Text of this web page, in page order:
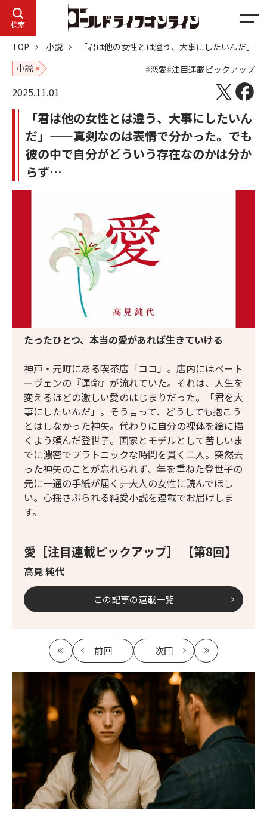
検索
メ
ニ
ュ
ー
TOP 小説
「君は他の女性とは違う、大事にしたいんだ
小説
恋愛 注目連載ピックアップ
2025.11.01
「君は他の女性とは違う、大事にしたいん
だ」——真剣なのは表情で分かった。でも
彼の中で自分がどういう存在なのかは分か
らず…
愛［注目連載ピックアップ］ 【第8回】
高見 純代
たったひとつ、本当の愛があれば生きていける
神戸・元町にある喫茶店「ココ」。店内にはベート
ーヴェンの『運命』が流れていた。それは、人生を
変えるほどの激しい愛のはじまりだった。「君を大
事にしたいんだ」。そう言って、どうしても抱こう
とはしなかった神矢。代わりに自分の裸体を絵に描
くよう頼んだ登世子。画家とモデルとして苦しいま
でに濃密でプラトニックな時間を貫く二人。突然去
った神矢のことが忘れられず、年を重ねた登世子の
元に一通の手紙が届く――。大人の女性に読んでほし
い。心揺さぶられる純愛小説を連載でお届けしま
す。
この記事の連載一覧
最
初
前回
記
事
へ
次回
記
事
へ
最
新